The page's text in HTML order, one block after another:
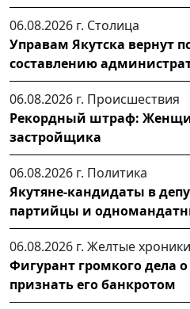
06.08.2026 г. Столица
Управам Якутска вернут
составлению
06.08.2026 г. Происшествия
Рекордный штраф:
застройщика
06.08.2026 г. Политика
Якутяне-кандидаты в
партийцы и
06.08.2026 г. Желтые хроники
Фигурант громкого дела
признать его банкротом